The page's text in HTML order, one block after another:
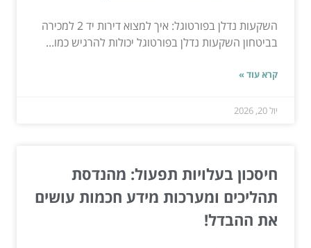
השקעות נדלן בפורטוגל: איך למצוא דירות יד 2 למכירה
בביטחון השקעות נדלן בפורטוגל יכולות להרגיש כמו...
קרא עוד »
יול 20, 2026
חיסכון בעלויות תפעול: מהנדסת
תהליכים ומערכות מידע חכמות עושים
את ההבדל!